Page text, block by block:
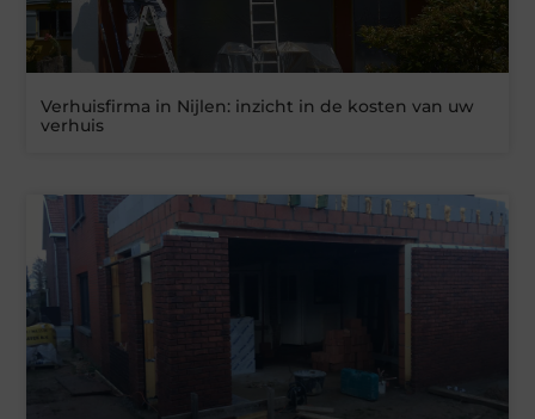
Verhuisfirma in Nijlen: inzicht in de kosten van uw
verhuis